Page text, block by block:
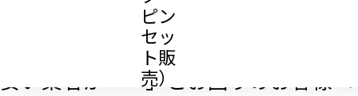
ピン
セッ
ト販
売）
「すぐ対応してくれる業者に頼みた
い」「納期対応が良くとにかく価格が
安い業者が・・」とお困りのお客様へ